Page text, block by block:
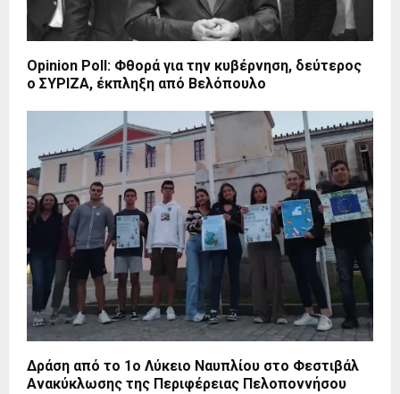
Opinion Poll: Φθορά για την κυβέρνηση, δεύτερος
ο ΣΥΡΙΖΑ, έκπληξη από Βελόπουλο
Δράση από το 1ο Λύκειο Ναυπλίου στο Φεστιβάλ
Ανακύκλωσης της Περιφέρειας Πελοποννήσου